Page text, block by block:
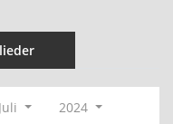
Juli
2024